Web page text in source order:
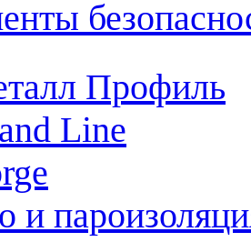
Профиль
Line
и